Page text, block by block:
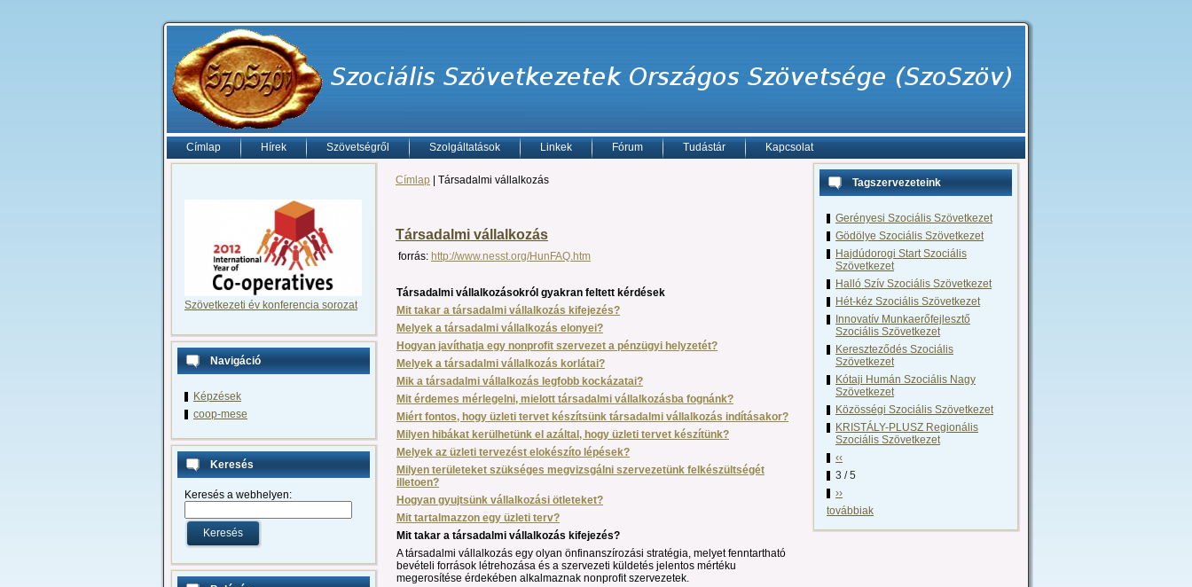
Címlap Hírek Szövetségről Szolgáltatások Linkek Fórum Tudástár Kapcsolat
Szövetkezeti év konferencia sorozat
Navigáció
Képzések
coop-mese
Keresés
Keresés a webhelyen:
Címlap | Társadalmi vállalkozás
Társadalmi vállalkozás
forrás: http://www.nesst.org/HunFAQ.htm
Társadalmi vállalkozásokról gyakran feltett kérdések
Mit takar a társadalmi vállalkozás kifejezés?
Melyek a társadalmi vállalkozás elonyei?
Hogyan javíthatja egy nonprofit szervezet a pénzügyi helyzetét?
Melyek a társadalmi vállalkozás korlátai?
Mik a társadalmi vállalkozás legfobb kockázatai?
Mit érdemes mérlegelni, mielott társadalmi vállalkozásba fognánk?
Miért fontos, hogy üzleti tervet készítsünk társadalmi vállalkozás indításakor?
Milyen hibákat kerülhetünk el azáltal, hogy üzleti tervet készítünk?
Melyek az üzleti tervezést elokészíto lépések?
Milyen területeket szükséges megvizsgálni szervezetünk felkészültségét
illetoen?
Hogyan gyujtsünk vállalkozási ötleteket?
Mit tartalmazzon egy üzleti terv?
Mit takar a társadalmi vállalkozás kifejezés?
A társadalmi vállalkozás egy olyan önfinanszírozási stratégia, melyet fenntartható
bevételi források létrehozása és a szervezeti küldetés jelentos mértéku
megerosítése érdekében alkalmaznak nonprofit szervezetek.
Tagszervezeteink
Gerényesi Szociális Szövetkezet
Gödölye Szociális Szövetkezet
Hajdúdorogi Start Szociális
Szövetkezet
Halló Szív Szociális Szövetkezet
Hét-kéz Szociális Szövetkezet
Innovatív Munkaerőfejlesztő
Szociális Szövetkezet
Kereszteződés Szociális
Szövetkezet
Kótaji Humán Szociális Nagy
Szövetkezet
Közösségi Szociális Szövetkezet
KRISTÁLY-PLUSZ Regionális
Szociális Szövetkezet
‹‹
3 / 5
››
továbbiak